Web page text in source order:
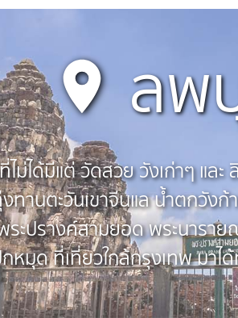
ลพ
ม่ได้มีแต่ วัดสวย วังเก่าๆ แล
านตะวันเขาจีนแล น้ำตกวังก้
ะปรางค์สามยอด พระนารา
หมุด ที่เที่ยวใกล้กรุงเทพ มาไ